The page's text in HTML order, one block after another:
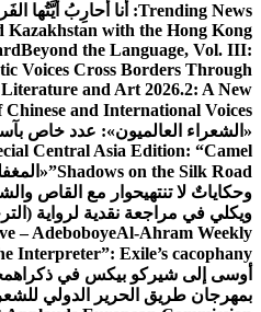
Trending News: أَنا أُحارِبُ أَيَّتُها
with the Hong Kong
Beyond the Language, Vol. III:
Voices Cross Borders Through
and Art 2026.2: A New
and International Voices
«الشعراء العالميون»: عدد خاص
Central Asia Edition: “Camel
Shadows on the Silk Road”
وحكاياتٌ لا تنتهيحوار مع القاص
ويكلي في مراجعة نقدية لرواية
– AdeboboyeAl-Ahram Weekly
Interpreter”: Exile’s cacophany
أوسى إلى شيركو بيكس في ذكراه
بمهرجان طريق الحرير الدولي